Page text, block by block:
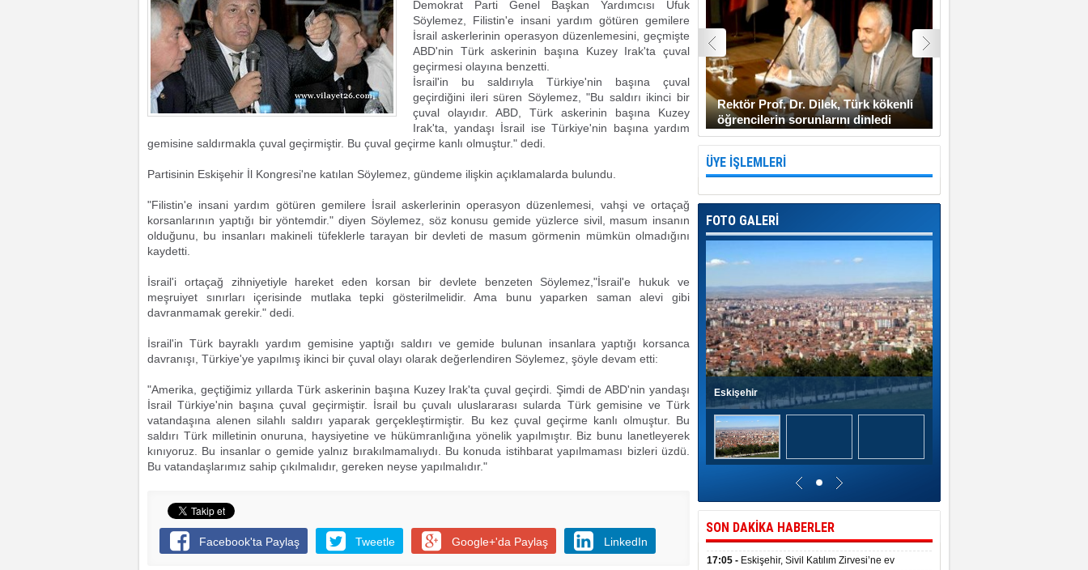
Demokrat Parti Genel Başkan Yardımcısı Ufuk
Söylemez, Filistin'e insani yardım götüren gemilere
İsrail askerlerinin operasyon düzenlemesini, geçmişte
ABD'nin Türk askerinin başına Kuzey Irak'ta çuval
geçirmesi olayına benzetti.
İsrail'in bu saldırıyla Türkiye'nin başına çuval
geçirdiğini ileri süren Söylemez, "Bu saldırı ikinci bir
çuval olayıdır. ABD, Türk askerinin başına Kuzey
Irak'ta, yandaşı İsrail ise Türkiye'nin başına yardım
gemisine saldırmakla çuval geçirmiştir. Bu çuval geçirme kanlı olmuştur." dedi.
Partisinin Eskişehir İl Kongresi'ne katılan Söylemez, gündeme ilişkin açıklamalarda bulundu.
"Filistin'e insani yardım götüren gemilere İsrail askerlerinin operasyon düzenlemesi, vahşi ve ortaçağ
korsanlarının yaptığı bir yöntemdir." diyen Söylemez, söz konusu gemide yüzlerce sivil, masum insanın
olduğunu, bu insanları makineli tüfeklerle tarayan bir devleti de masum görmenin mümkün olmadığını
kaydetti.
İsrail'i ortaçağ zihniyetiyle hareket eden korsan bir devlete benzeten Söylemez,"İsrail'e hukuk ve
meşruiyet sınırları içerisinde mutlaka tepki gösterilmelidir. Ama bunu yaparken saman alevi gibi
davranmamak gerekir." dedi.
İsrail'in Türk bayraklı yardım gemisine yaptığı saldırı ve gemide bulunan insanlara yaptığı korsanca
davranışı, Türkiye'ye yapılmış ikinci bir çuval olayı olarak değerlendiren Söylemez, şöyle devam etti:
"Amerika, geçtiğimiz yıllarda Türk askerinin başına Kuzey Irak'ta çuval geçirdi. Şimdi de ABD'nin yandaşı
İsrail Türkiye'nin başına çuval geçirmiştir. İsrail bu çuvalı uluslararası sularda Türk gemisine ve Türk
vatandaşına alenen silahlı saldırı yaparak gerçekleştirmiştir. Bu kez çuval geçirme kanlı olmuştur. Bu
saldırı Türk milletinin onuruna, haysiyetine ve hükümranlığına yönelik yapılmıştır. Biz bunu lanetleyerek
kınıyoruz. Bu insanlar o gemide yalnız bırakılmamalıydı. Bu konuda istihbarat yapılmaması bizleri üzdü.
Bu vatandaşlarımız sahip çıkılmalıdır, gereken neyse yapılmalıdır."
Facebook'ta Paylaş Tweetle Google+'da Paylaş LinkedIn
Rektör Prof. Dr. Dilek, Türk kökenli
öğrencilerin sorunlarını dinledi
ÜYE İŞLEMLERİ
FOTO GALERİ
Eskişehir
SON DAKİKA HABERLER
17:05 - Eskişehir, Sivil Katılım Zirvesi’ne ev